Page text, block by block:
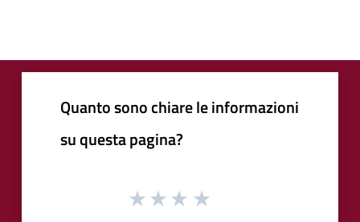
Quanto sono chiare le informazioni
su questa pagina?